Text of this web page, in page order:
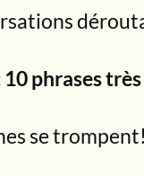
phrases
se trompent!